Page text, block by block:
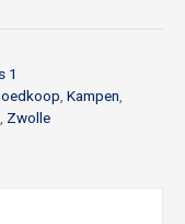
1
, Kampen,
, Zwolle